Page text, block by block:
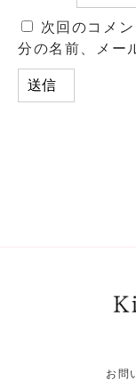
次回のコメ
分の名前、メー
お問